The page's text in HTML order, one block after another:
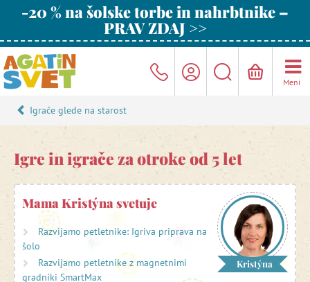
-20 % na šolske torbe in nahrbtnike –
PRAV ZDAJ >>
Meni
Igrače glede na starost
Igre in igrače za otroke od 5 let
Mama Kristýna svetuje
Razvijamo petletnike: Igriva priprava na
šolo
Razvijamo petletnike z magnetnimi
gradniki SmartMax
Kristýna